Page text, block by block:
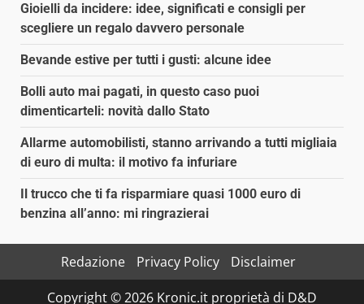
Gioielli da incidere: idee, significati e consigli per
scegliere un regalo davvero personale
Bevande estive per tutti i gusti: alcune idee
Bolli auto mai pagati, in questo caso puoi
dimenticarteli: novità dallo Stato
Allarme automobilisti, stanno arrivando a tutti migliaia
di euro di multa: il motivo fa infuriare
Il trucco che ti fa risparmiare quasi 1000 euro di
benzina all’anno: mi ringrazierai
Redazione Privacy Policy
Disclaimer
Copyright © 2026 Kronic.it proprietà di D&D